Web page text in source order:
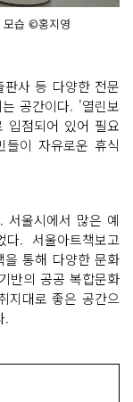
모습 ©홍지영
사 등 다양한 전문
공간이다. '열린보
입점되어 있어 필요
이 자유로운 휴식
서울시에서 많은 예
. 서울아트책보고
통해 다양한 문화
반의 공공 복합문화
지대로 좋은 공간으
.